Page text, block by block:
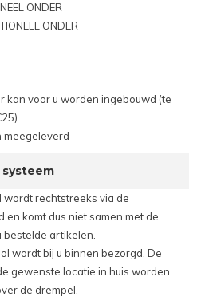
ONDER
ONDER
kan voor u worden ingebouwd (te
meegeleverd
wordt rechtstreeks via de
komt dus niet samen met de
bestelde artikelen.
wordt bij u binnen bezorgd. De
gewenste locatie in huis worden
de drempel.